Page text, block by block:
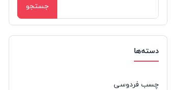
برای:
دسته‌ها
چسب فردوسی